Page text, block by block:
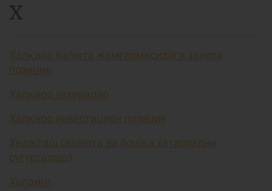
Х
Халқаро валюта жамғармасидаги захира
позиция
Халқаро захиралар
Халқаро инвестицион позиция
Хеджлаш (валюта ва бошқа хатарларни
суғурталаш)
Холдинг